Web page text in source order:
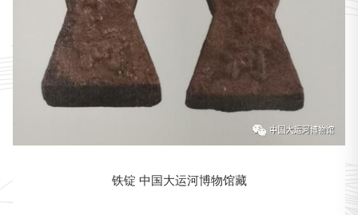
铁锭 中国大运河博物馆藏